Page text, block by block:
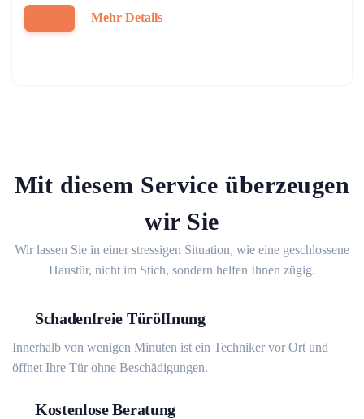
Mehr Details
Mit diesem Service überzeugen
wir Sie
Wir lassen Sie in einer stressigen Situation, wie eine geschlossene
Haustür, nicht im Stich, sondern helfen Ihnen zügig.
Schadenfreie Türöffnung
Innerhalb von wenigen Minuten ist ein Techniker vor Ort und
öffnet Ihre Tür ohne Beschädigungen.
Kostenlose Beratung